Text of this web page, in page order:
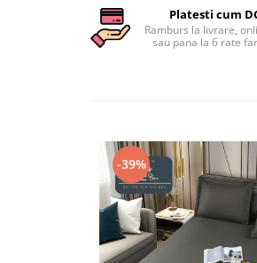
Set Lenjerie De Pat Blana
Artificiala De Iepure, 6 Piese, 2
Set Lenjerie Pat Blanita Iepure, 6
Pilota / Cuvertura Inclusa
Set Lenjerie De Pat Jacquard Regal,
11 Piese, Cuvertura Inclusa
Lenjerii Damasc Egiptean King Size
Lenjerii De Pat, Finet Premium, 1
Platesti cum
Ramburs la livrare,
sau pana la 6 rate
-39%